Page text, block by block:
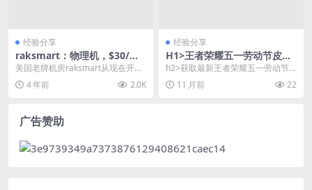
经验分享
raksmart：物理机，$30/月
甩卖，美国、日本、香港、韩
国，有”站群服务器” , 10G带
宽不限流量 , 300G高防，带C
美国老牌机房raksmart从现在开始
2021年优惠促销： （1）美国西海
岸的“...
4 年前 2.0K
经验分享
H1>王者荣耀五一劳动节皮肤
返场名单查询及获取攻略
h2>获取最新王者荣耀五一劳动节
皮肤返场名单的途径 H3>官方渠道
确...11 月前 22
广告赞助